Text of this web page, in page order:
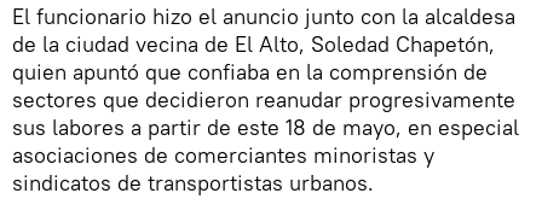
El funcionario hizo el anuncio junto con la alcaldesa
de la ciudad vecina de El Alto, Soledad Chapetón,
quien apuntó que confiaba en la comprensión de
sectores que decidieron reanudar progresivamente
sus labores a partir de este 18 de mayo, en especial
asociaciones de comerciantes minoristas y
sindicatos de transportistas urbanos.